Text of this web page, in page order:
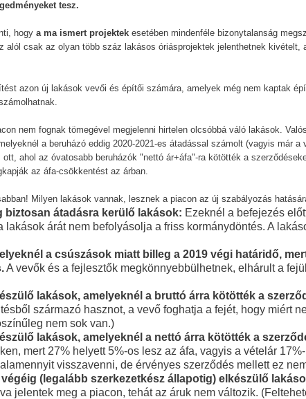
tesz.
hogy a ma ismert projektek esetében mindenféle bizonytalanság
alól csak az olyan több száz lakásos óriásprojektek jelenthetnek kivételt,
azon új lakások vevői és építői számára, amelyek még nem kaptak
nem fognak tömegével megjelenni hirtelen olcsóbbá váló lakások.
a beruházó eddig 2020-2021-es átadással számolt (vagyis már a
ahol az óvatosabb beruházók "nettó ár+áfa"-ra kötötték a
az áfa-csökkentést az árban.
Milyen lakások vannak, lesznek a piacon az új szabályozás
biztosan átadásra kerülő lakások: Ezeknél a befejezés
lakások árát nem befolyásolja a friss kormánydöntés. A
a csúszások miatt billeg a 2019 végi határidő,
A vevők és a fejlesztők megkönnyebbülhetnek, elhárult a
lakások, amelyeknél a bruttó árra kötötték a
származó hasznot, a vevő foghatja a fejét, hogy miért
nem sok van.)
lakások, amelyeknél a nettó árra kötötték a
mert 27% helyett 5%-os lesz az áfa, vagyis a vételár
visszavenni, de érvényes szerződés mellett ez
(legalább szerkezetkész állapotig) elkészülő
jelentek meg a piacon, tehát az áruk nem változik.